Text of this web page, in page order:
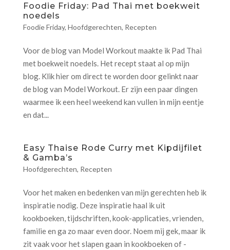
Foodie Friday: Pad Thai met boekweit
noedels
Foodie Friday, Hoofdgerechten, Recepten
Voor de blog van Model Workout maakte ik Pad Thai
met boekweit noedels. Het recept staat al op mijn
blog. Klik hier om direct te worden door gelinkt naar
de blog van Model Workout. Er zijn een paar dingen
waarmee ik een heel weekend kan vullen in mijn eentje
en dat...
Easy Thaise Rode Curry met Kipdijfilet
& Gamba’s
Hoofdgerechten, Recepten
Voor het maken en bedenken van mijn gerechten heb ik
inspiratie nodig. Deze inspiratie haal ik uit
kookboeken, tijdschriften, kook-applicaties, vrienden,
familie en ga zo maar even door. Noem mij gek, maar ik
zit vaak voor het slapen gaan in kookboeken of -